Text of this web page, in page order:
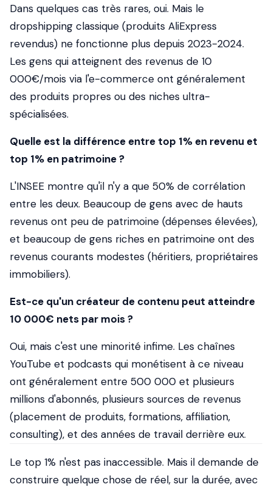
Dans quelques cas très rares, oui. Mais le
dropshipping classique (produits AliExpress
revendus) ne fonctionne plus depuis 2023-2024.
Les gens qui atteignent des revenus de 10
000€/mois via l'e-commerce ont généralement
des produits propres ou des niches ultra-
spécialisées.
Quelle est la différence entre top 1% en revenu et
top 1% en patrimoine ?
L'INSEE montre qu'il n'y a que 50% de corrélation
entre les deux. Beaucoup de gens avec de hauts
revenus ont peu de patrimoine (dépenses élevées),
et beaucoup de gens riches en patrimoine ont des
revenus courants modestes (héritiers, propriétaires
immobiliers).
Est-ce qu'un créateur de contenu peut atteindre
10 000€ nets par mois ?
Oui, mais c'est une minorité infime. Les chaînes
YouTube et podcasts qui monétisent à ce niveau
ont généralement entre 500 000 et plusieurs
millions d'abonnés, plusieurs sources de revenus
(placement de produits, formations, affiliation,
consulting), et des années de travail derrière eux.
Le top 1% n'est pas inaccessible. Mais il demande de
construire quelque chose de réel, sur la durée, avec